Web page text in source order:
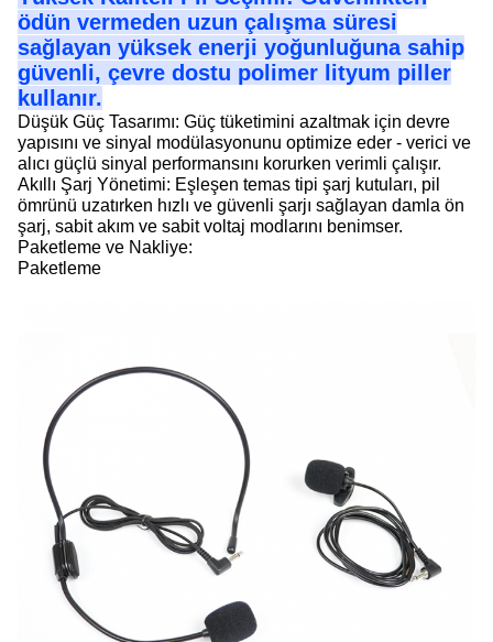
ödün vermeden uzun çalışma süresi
sağlayan yüksek enerji yoğunluğuna sahip
güvenli, çevre dostu polimer lityum piller
kullanır.
Düşük Güç Tasarımı: Güç tüketimini azaltmak için devre
yapısını ve sinyal modülasyonunu optimize eder - verici ve
alıcı güçlü sinyal performansını korurken verimli çalışır.
Akıllı Şarj Yönetimi: Eşleşen temas tipi şarj kutuları, pil
ömrünü uzatırken hızlı ve güvenli şarjı sağlayan damla ön
şarj, sabit akım ve sabit voltaj modlarını benimser.
Paketleme ve Nakliye:
Paketleme